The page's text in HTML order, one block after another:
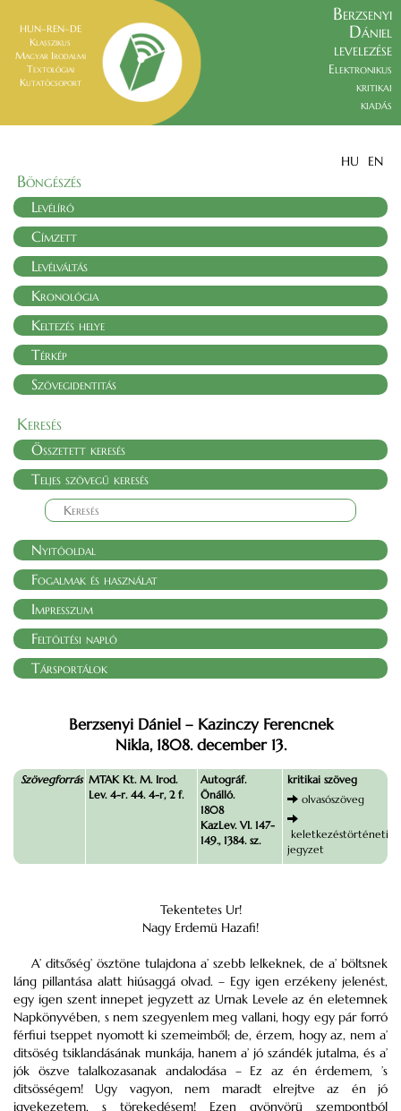
HUN–REN–DE
Klasszikus
Magyar Irodalmi
Textológiai
Kutatócsoport
Berzsenyi
Dániel
levelezése
Elektronikus
kritikai
kiadás
HU EN
Böngészés
Levélíró
Címzett
Levélváltás
Kronológia
Keltezés helye
Térkép
Szövegidentitás
Keresés
Összetett keresés
Teljes szövegű keresés
Nyitóoldal
Fogalmak és használat
Impresszum
Feltöltési napló
Társportálok
Berzsenyi Dániel – Kazinczy Ferencnek
Nikla, 1808. december 13.
Szövegforrás MTAK Kt. M. Irod.
Lev. 4-r. 44. 4-r, 2 f.
Autográf.
Önálló.
1808
KazLev. VI. 147-
149., 1384. sz.
kritikai szöveg
olvasószöveg
keletkezéstörténeti
jegyzet
Tekentetes Ur!
Nagy Erdemü Hazafi!
A’ ditsőség’ ösztöne tulajdona a’ szebb lelkeknek, de a’ böltsnek
láng pillantása alatt hiúsaggá olvad. – Egy igen erzékeny jelenést,
egy igen szent innepet jegyzett az Urnak Levele az én eletemnek
Napkönyvében, s nem szegyenlem meg vallani, hogy egy pár forró
férfiui tseppet nyomott ki szemeimből; de, érzem, hogy az, nem a’
ditsöség tsiklandásának munkája, hanem a’ jó szándék jutalma, és a’
jók öszve talalkozasanak andalodása – Ez az én érdemem, ’s
ditsösségem! Ugy vagyon, nem maradt elrejtve az én jó
igyekezetem, s törekedésem! Ezen gyönyörü szempontból